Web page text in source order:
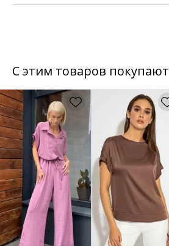
С этим товаров покупают